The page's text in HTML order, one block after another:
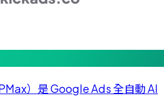
）是 Google Ads 全自動 AI